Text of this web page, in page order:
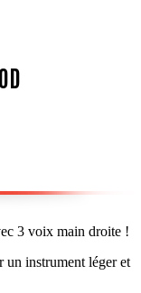
3 voix main droite !
un instrument léger et